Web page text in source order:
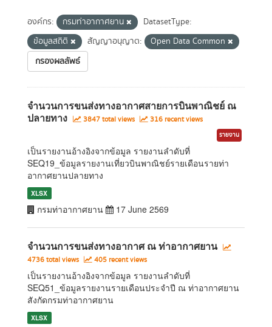
องค์กร: กรมท่าอากาศยาน
DatasetType:
ข้อมูลสถิติ
สัญญาอนุญาต:
Open Data Common
กรองผลลัพธ์
จำนวนการขนส่งทางอากาศสายการบินพาณิชย์ ณ
ปลายทาง
3847 total views 316 recent views
รายงาน
เป็นรายงานอ้างอิงจากข้อมูล รายงานลำดับที่
SEQ19_ข้อมูลรายงานเที่ยวบินพาณิชย์รายเดือนรายท่า
อากาศยานปลายทาง
XLSX
กรมท่าอากาศยาน 17 June 2569
จำนวนการขนส่งทางอากาศ ณ ท่าอากาศยาน
4736 total views 405 recent views
เป็นรายงานอ้างอิงจากข้อมูล รายงานลำดับที่
SEQ51_ข้อมูลรายงานรายเดือนประจำปี ณ ท่าอากาศยาน
สังกัดกรมท่าอากาศยาน
XLSX